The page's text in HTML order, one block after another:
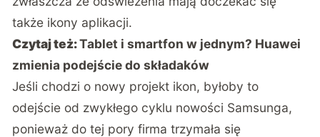
także ikony aplikacji.
Czytaj też:Tablet i smartfon w jednym? Huawei
zmienia podejście do składaków
Jeśli chodzi o nowy projekt ikon, byłoby to
odejście od zwykłego cyklu nowości Samsunga,
ponieważ do tej pory firma trzymała się